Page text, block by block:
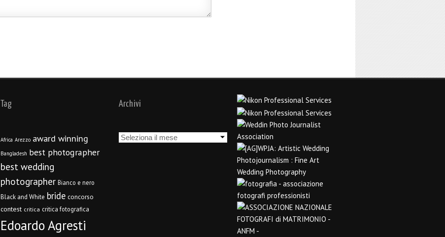
Tag
Africa Arezzo award winning
Bangladesh best photographer
best wedding
photographer Bianco e nero
Black and White bride concorso
contest critica critica fotografica
Edoardo Agresti
Archivi
Archivi